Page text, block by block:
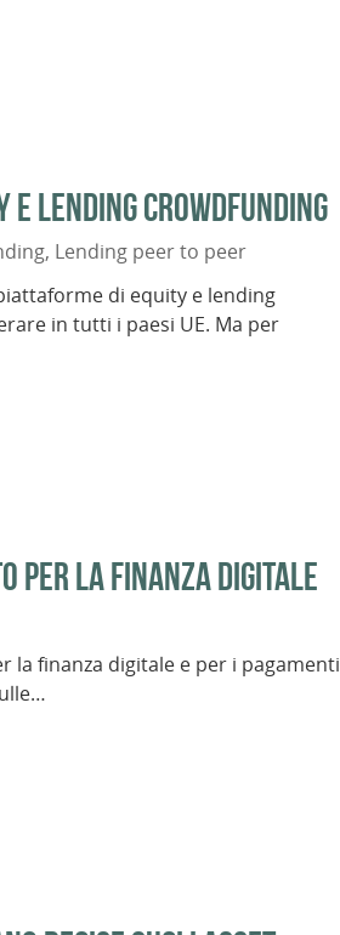
e lending crowdfunding
, Lending peer to peer
di equity e lending
in tutti i paesi UE. Ma per
per la finanza digitale
la finanza digitale e per i pagamenti